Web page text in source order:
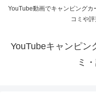
YouTube動画でキャンピングカ
コミや評
YouTubeキャンピン
ミ